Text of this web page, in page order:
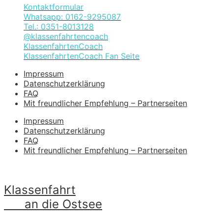
Kontaktformular
Whatsapp: 0162-9295087
Tel.: 0351-8013128
@klassenfahrtencoach
KlassenfahrtenCoach
KlassenfahrtenCoach Fan Seite
Impressum
Datenschutzerklärung
FAQ
Mit freundlicher Empfehlung – Partnerseiten
Impressum
Datenschutzerklärung
FAQ
Mit freundlicher Empfehlung – Partnerseiten
Klassenfahrt
an die Ostsee